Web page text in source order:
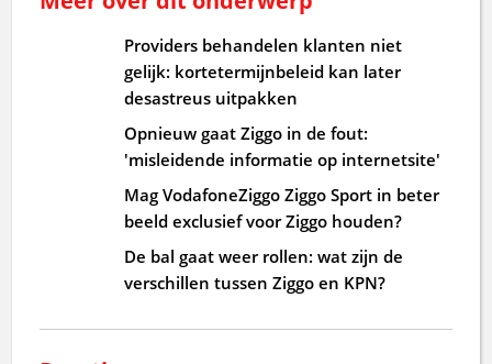
Providers behandelen klanten niet
gelijk: kortetermijnbeleid kan later
desastreus uitpakken
Opnieuw gaat Ziggo in de fout:
'misleidende informatie op internetsite'
Mag VodafoneZiggo Ziggo Sport in beter
beeld exclusief voor Ziggo houden?
De bal gaat weer rollen: wat zijn de
verschillen tussen Ziggo en KPN?